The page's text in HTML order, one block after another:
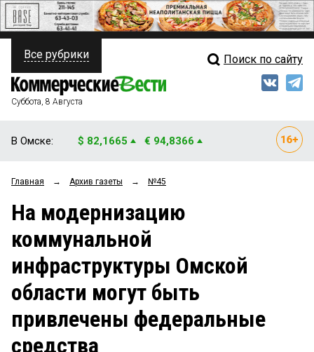
ПОЛИТИКА
ФИНАНСЫ
ОБЩЕСТВО
ЗАКОН
НОВОСТИ КОМПАНИЙ
ПРОИСШЕСТВИЯ
СТИЛЬ ЖИЗНИ
Свежий выпуск
Рейтинги
Архив
Все рубрики Поиск по сайту
Суббота, 8 Августа
В Омске: $ 82,1665 € 94,8366
Главная → Архив газеты → №45
На модернизацию
коммунальной
инфраструктуры Омской
области могут быть
привлечены федеральные
средства